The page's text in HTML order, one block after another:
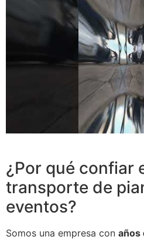
¿Por qué confiar
transporte de
eventos?
Somos una empresa con años